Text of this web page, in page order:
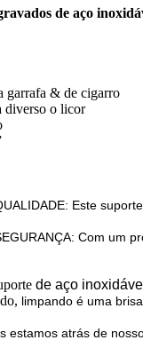
de aço
garrafa & de cigarro
diverso o licor
Este
Com um
de aço
limpando é uma
estamos atrás de